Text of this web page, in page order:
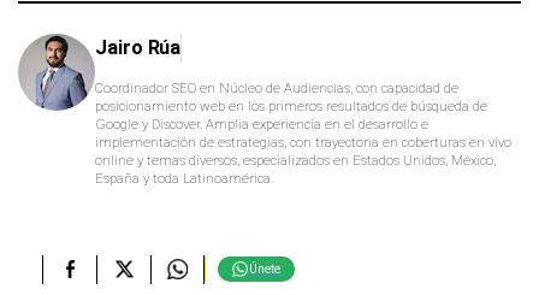
Jairo Rúa
Coordinador SEO en Núcleo de Audiencias, con capacidad de
posicionamiento web en los primeros resultados de búsqueda de
Google y Discover. Amplia experiencia en el desarrollo e
implementación de estrategias, con trayectoria en coberturas en vivo
online y temas diversos, especializados en Estados Unidos, México,
España y toda Latinoamérica.
Únete